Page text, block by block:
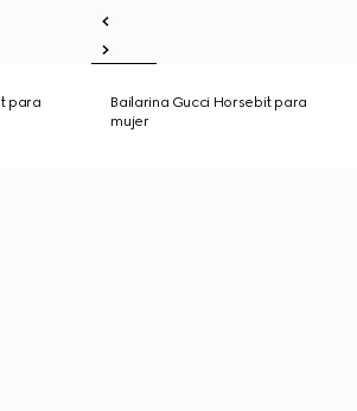
para
Bailarina Gucci Horsebit para
mujer